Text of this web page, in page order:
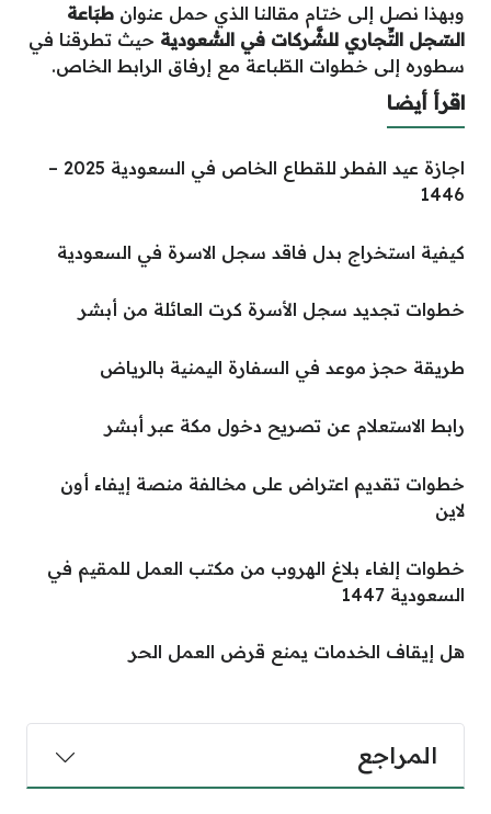
وبهذا نصل إلى ختام مقالنا الذي حمل عنوان طبَاعة
السّجل التِّجاري للشَّركات في السُّعودية حيث تطرقنا في
سطوره إلى خطوات الطّباعة مع إرفاق الرابط الخاص.
اقرأ أيضا
اجازة عيد الفطر للقطاع الخاص في السعودية 2025 –
1446
كيفية استخراج بدل فاقد سجل الاسرة في السعودية
خطوات تجديد سجل الأسرة كرت العائلة من أبشر
طريقة حجز موعد في السفارة اليمنية بالرياض
رابط الاستعلام عن تصريح دخول مكة عبر أبشر
خطوات تقديم اعتراض على مخالفة منصة إيفاء أون
لاين
خطوات إلغاء بلاغ الهروب من مكتب العمل للمقيم في
السعودية 1447
هل إيقاف الخدمات يمنع قرض العمل الحر
المراجع